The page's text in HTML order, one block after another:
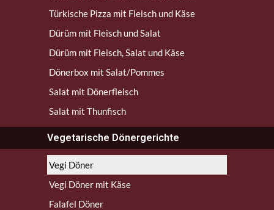
Türkische Pizza mit Fleisch und Käse
Dürüm mit Fleisch und Salat
Dürüm mit Fleisch, Salat und Käse
Dönerbox mit Salat/Pommes
Salat mit Dönerfleisch
Salat mit Thunfisch
Vegetarische Dönergerichte​
Vegi Döner
Vegi Döner mit Käse
Falafel Döner